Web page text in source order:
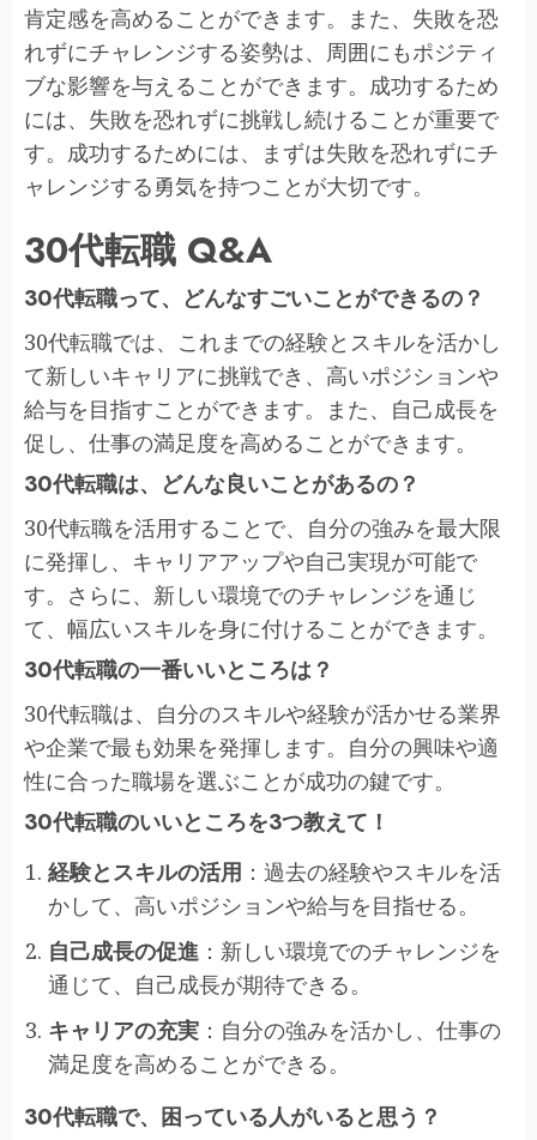
肯定感を高めることができます。また、失敗を恐
れずにチャレンジする姿勢は、周囲にもポジティ
ブな影響を与えることができます。成功するため
には、失敗を恐れずに挑戦し続けることが重要で
す。成功するためには、まずは失敗を恐れずにチ
ャレンジする勇気を持つことが大切です。
30代転職 Q&A
30代転職って、どんなすごいことができるの？
30代転職では、これまでの経験とスキルを活かし
て新しいキャリアに挑戦でき、高いポジションや
給与を目指すことができます。また、自己成長を
促し、仕事の満足度を高めることができます。
30代転職は、どんな良いことがあるの？
30代転職を活用することで、自分の強みを最大限
に発揮し、キャリアアップや自己実現が可能で
す。さらに、新しい環境でのチャレンジを通じ
て、幅広いスキルを身に付けることができます。
30代転職の一番いいところは？
30代転職は、自分のスキルや経験が活かせる業界
や企業で最も効果を発揮します。自分の興味や適
性に合った職場を選ぶことが成功の鍵です。
30代転職のいいところを3つ教えて！
経験とスキルの活用 ：過去の経験やスキルを活
かして、高いポジションや給与を目指せる。
自己成長の促進 ：新しい環境でのチャレンジを
通じて、自己成長が期待できる。
キャリアの充実 ：自分の強みを活かし、仕事の
満足度を高めることができる。
30代転職で、困っている人がいると思う？